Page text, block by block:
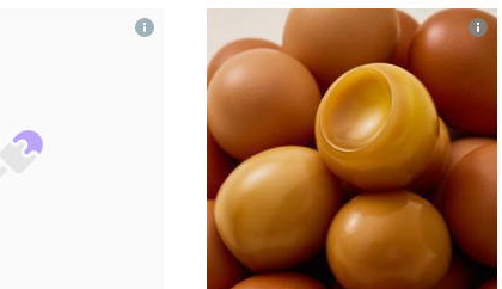
상
11
상
세